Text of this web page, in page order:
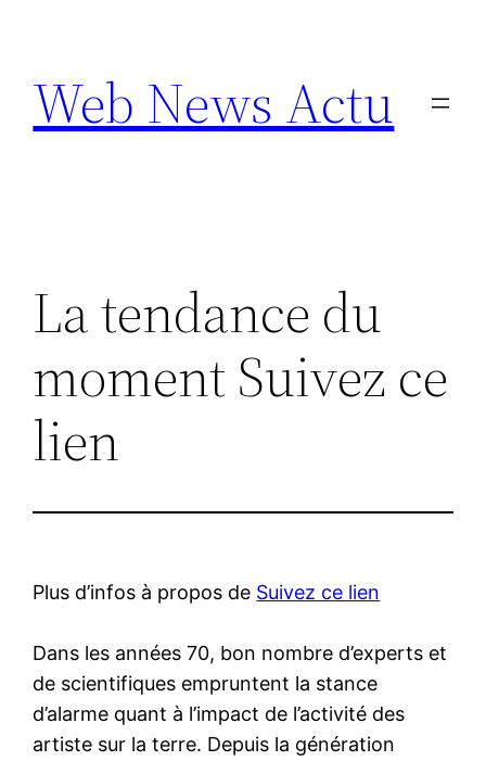
contenu
Web News Actu
La tendance du
moment Suivez ce
lien
Plus d’infos à propos de Suivez ce lien
Dans les années 70, bon nombre d’experts et
de scientifiques empruntent la stance
d’alarme quant à l’impact de l’activité des
artiste sur la terre. Depuis la génération